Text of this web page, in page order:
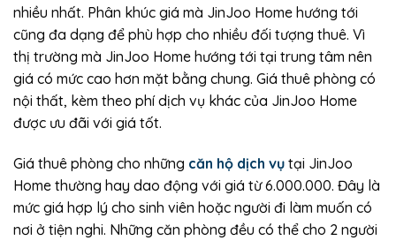
nhiều nhất. Phân khúc giá mà JinJoo Home hướng tới
cũng đa dạng để phù hợp cho nhiều đối tượng thuê. Vì
thị trường mà JinJoo Home hướng tới tại trung tâm nên
giá có mức cao hơn mặt bằng chung. Giá thuê phòng có
nội thất, kèm theo phí dịch vụ khác của JinJoo Home
được ưu đãi với giá tốt.
Giá thuê phòng cho những căn hộ dịch vụ tại JinJoo
Home thường hay dao động với giá từ 6.000.000. Đây là
mức giá hợp lý cho sinh viên hoặc người đi làm muốn có
nơi ở tiện nghi. Những căn phòng đều có thể cho 2 người